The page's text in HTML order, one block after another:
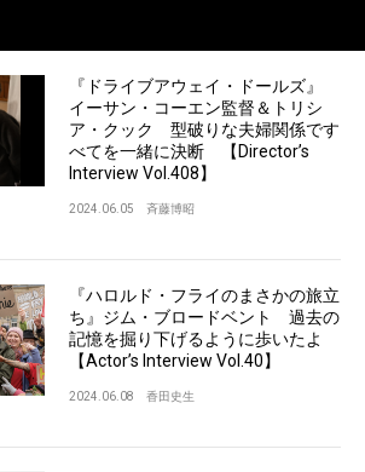
『ドライブアウェイ・ドールズ』
イーサン・コーエン監督＆トリシ
ア・クック 型破りな夫婦関係です
べてを一緒に決断 【Director’s
Interview Vol.408】
2024.06.05 斉藤博昭
『ハロルド・フライのまさかの旅立
ち』ジム・ブロードベント 過去の
記憶を掘り下げるように歩いたよ
【Actor’s Interview Vol.40】
2024.06.08 香田史生